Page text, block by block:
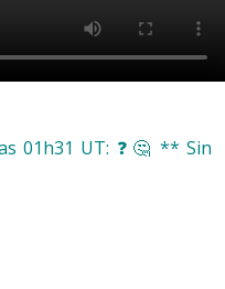
01h31 UT: ❓​🤔​ ** Sin